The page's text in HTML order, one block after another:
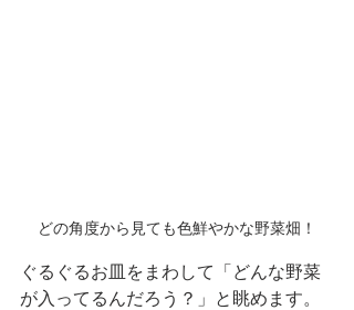
どの角度から見ても色鮮やかな野菜畑！
ぐるぐるお皿をまわして「どんな野菜
が入ってるんだろう？」と眺めます。